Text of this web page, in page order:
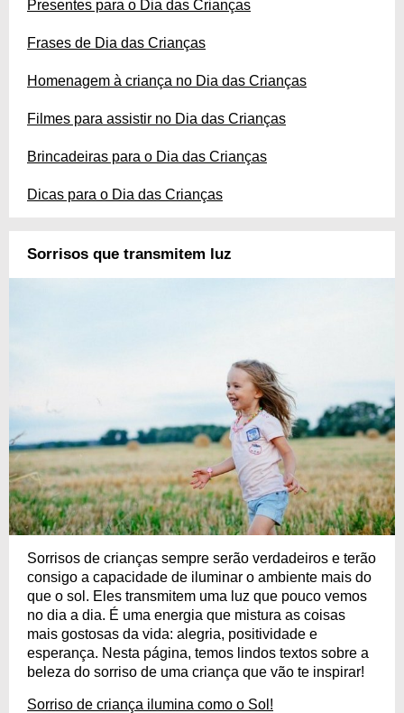
Presentes para o Dia das Crianças
Frases de Dia das Crianças
Homenagem à criança no Dia das Crianças
Filmes para assistir no Dia das Crianças
Brincadeiras para o Dia das Crianças
Dicas para o Dia das Crianças
Sorrisos que transmitem luz
Sorrisos de crianças sempre serão verdadeiros e terão
consigo a capacidade de iluminar o ambiente mais do
que o sol. Eles transmitem uma luz que pouco vemos
no dia a dia. É uma energia que mistura as coisas
mais gostosas da vida: alegria, positividade e
esperança. Nesta página, temos lindos textos sobre a
beleza do sorriso de uma criança que vão te inspirar!
Sorriso de criança ilumina como o Sol!